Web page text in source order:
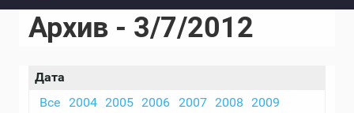
Архив - 3/7/2012
Дата
Все
2004 2005 2006 2007 2008
2009